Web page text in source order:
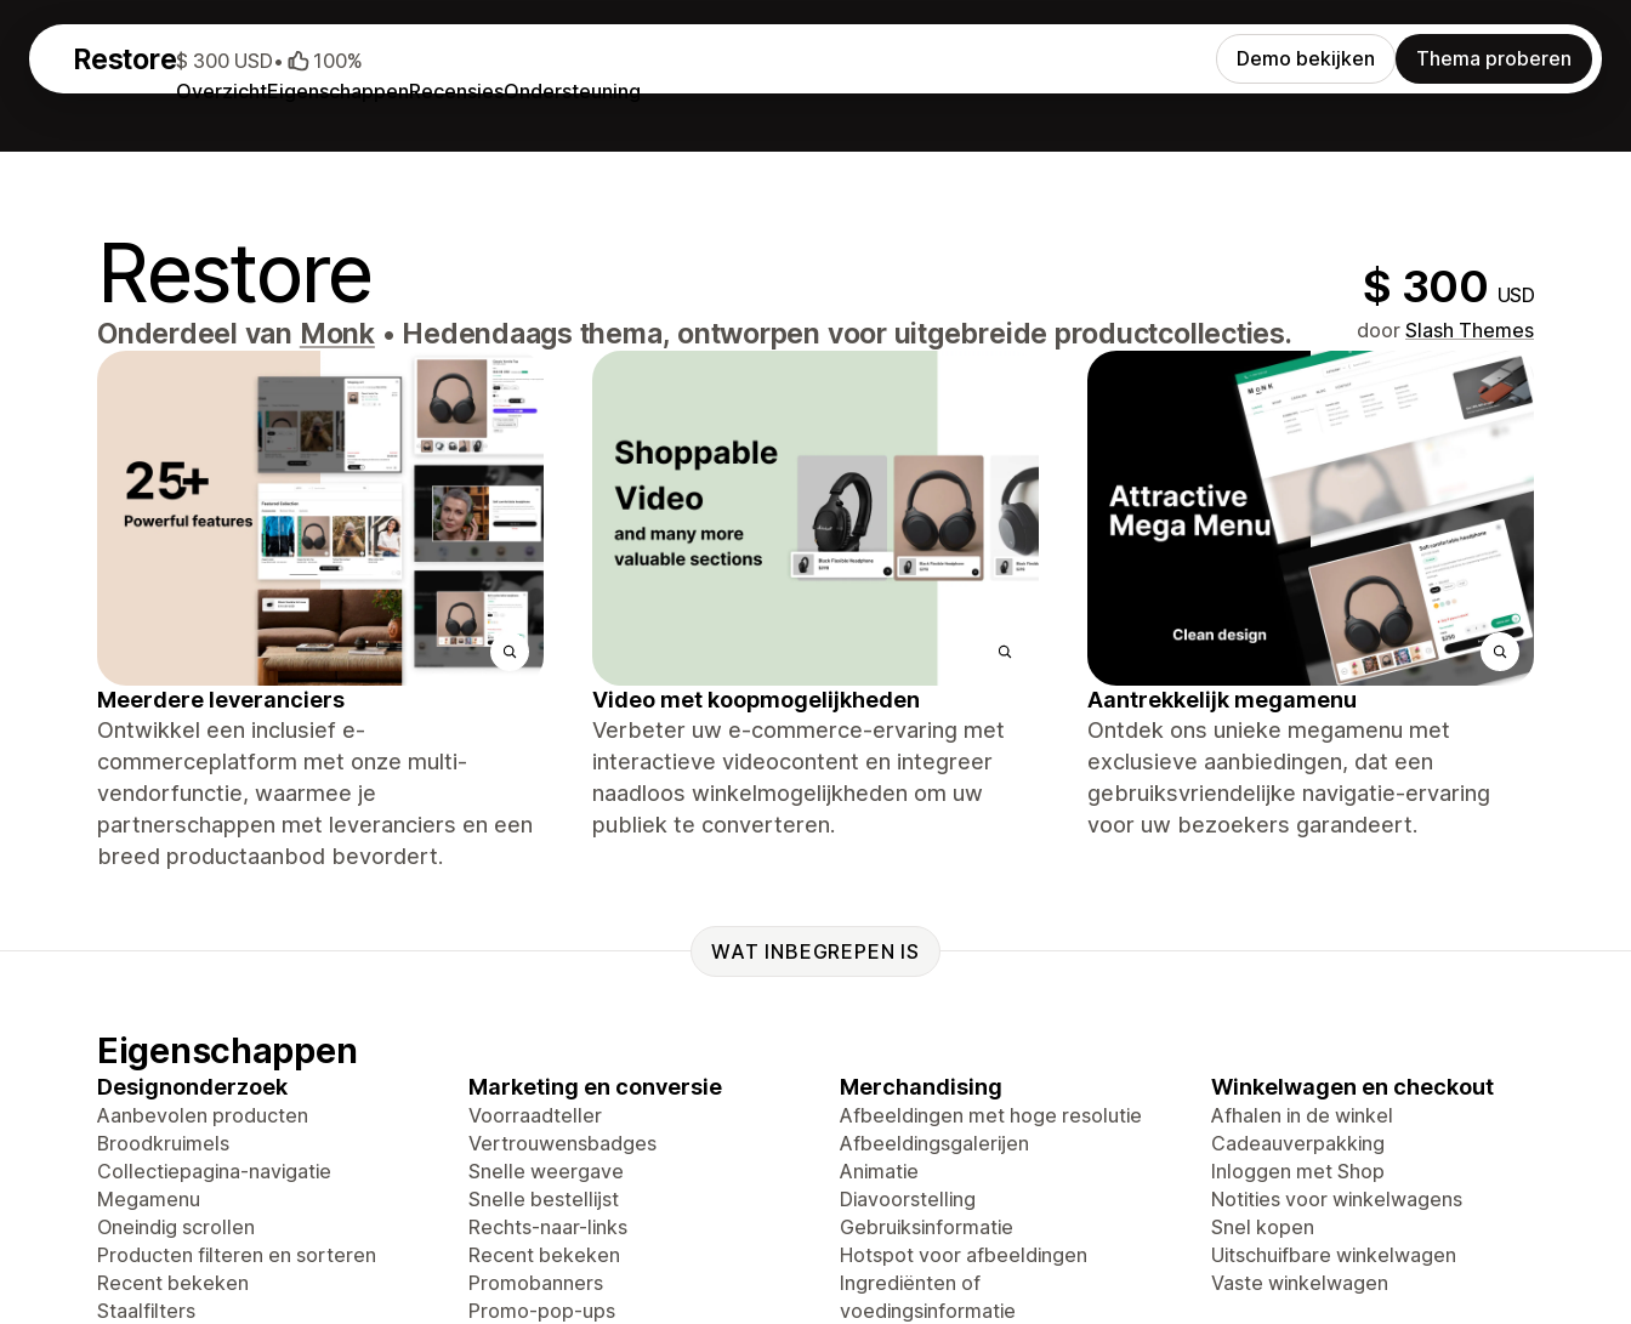
Restore
OverzichtEigenschappenRecensiesOndersteuning
$ 300 USD• 100% Demo bekijken Thema proberen
Restore $ 300 USD
Onderdeel van Monk • Hedendaags thema, ontworpen voor uitgebreide productcollecties. door Slash Themes
Meerdere leveranciers
Ontwikkel een inclusief e-
commerceplatform met onze multi-
vendorfunctie, waarmee je
partnerschappen met leveranciers en een
breed productaanbod bevordert.
Video met koopmogelijkheden
Verbeter uw e-commerce-ervaring met
interactieve videocontent en integreer
naadloos winkelmogelijkheden om uw
publiek te converteren.
Aantrekkelijk megamenu
Ontdek ons ​​unieke megamenu met
exclusieve aanbiedingen, dat een
gebruiksvriendelijke navigatie-ervaring
voor uw bezoekers garandeert.
WAT INBEGREPEN IS
Eigenschappen
Designonderzoek
Aanbevolen producten
Broodkruimels
Collectiepagina-navigatie
Megamenu
Oneindig scrollen
Producten filteren en sorteren
Recent bekeken
Staalfilters
Marketing en conversie
Voorraadteller
Vertrouwensbadges
Snelle weergave
Snelle bestellijst
Rechts-naar-links
Recent bekeken
Promobanners
Promo-pop-ups
Merchandising
Afbeeldingen met hoge resolutie
Afbeeldingsgalerijen
Animatie
Diavoorstelling
Gebruiksinformatie
Hotspot voor afbeeldingen
Ingrediënten of
voedingsinformatie
Winkelwagen en checkout
Afhalen in de winkel
Cadeauverpakking
Inloggen met Shop
Notities voor winkelwagens
Snel kopen
Uitschuifbare winkelwagen
Vaste winkelwagen